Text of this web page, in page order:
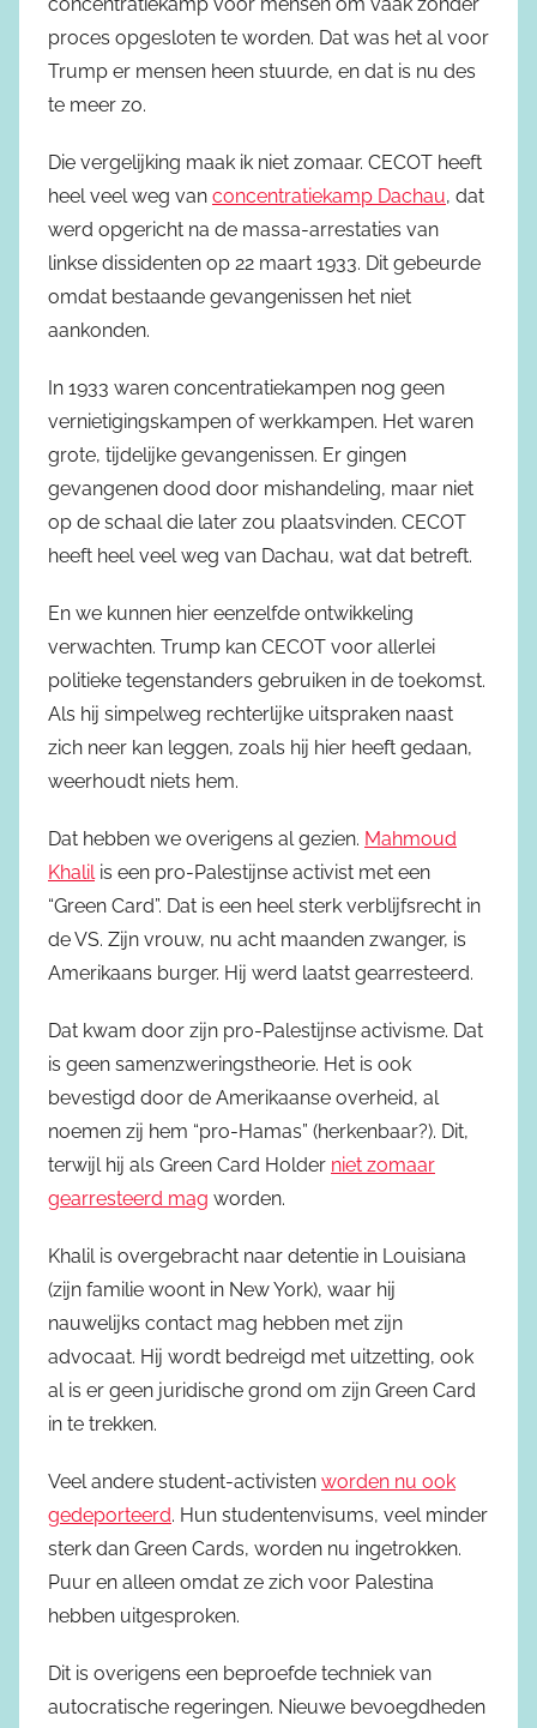
concentratiekamp voor mensen om vaak zonder
proces opgesloten te worden. Dat was het al voor
Trump er mensen heen stuurde, en dat is nu des
te meer zo.
Die vergelijking maak ik niet zomaar. CECOT heeft
heel veel weg van concentratiekamp Dachau, dat
werd opgericht na de massa-arrestaties van
linkse dissidenten op 22 maart 1933. Dit gebeurde
omdat bestaande gevangenissen het niet
aankonden.
In 1933 waren concentratiekampen nog geen
vernietigingskampen of werkkampen. Het waren
grote, tijdelijke gevangenissen. Er gingen
gevangenen dood door mishandeling, maar niet
op de schaal die later zou plaatsvinden. CECOT
heeft heel veel weg van Dachau, wat dat betreft.
En we kunnen hier eenzelfde ontwikkeling
verwachten. Trump kan CECOT voor allerlei
politieke tegenstanders gebruiken in de toekomst.
Als hij simpelweg rechterlijke uitspraken naast
zich neer kan leggen, zoals hij hier heeft gedaan,
weerhoudt niets hem.
Dat hebben we overigens al gezien. Mahmoud
Khalilis een pro-Palestijnse activist met een
“Green Card”. Dat is een heel sterk verblijfsrecht in
de VS. Zijn vrouw, nu acht maanden zwanger, is
Amerikaans burger. Hij werd laatst gearresteerd.
Dat kwam door zijn pro-Palestijnse activisme. Dat
is geen samenzweringstheorie. Het is ook
bevestigd door de Amerikaanse overheid, al
noemen zij hem “pro-Hamas” (herkenbaar?). Dit,
terwijl hij als Green Card Holder niet zomaar
gearresteerd mag worden.
Khalil is overgebracht naar detentie in Louisiana
(zijn familie woont in New York), waar hij
nauwelijks contact mag hebben met zijn
advocaat. Hij wordt bedreigd met uitzetting, ook
al is er geen juridische grond om zijn Green Card
in te trekken.
Veel andere student-activisten worden nu ook
gedeporteerd. Hun studentenvisums, veel minder
sterk dan Green Cards, worden nu ingetrokken.
Puur en alleen omdat ze zich voor Palestina
hebben uitgesproken.
Dit is overigens een beproefde techniek van
autocratische regeringen. Nieuwe bevoegdheden